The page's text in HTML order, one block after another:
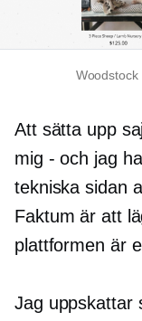
Woodstock
Att sätta upp
mig - och jag
tekniska sidan
Faktum är att
plattformen är
Jag uppskattar